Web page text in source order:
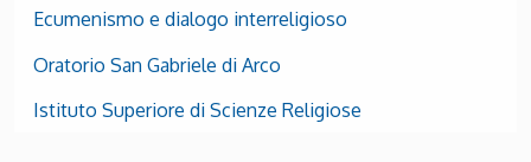
Ecumenismo e dialogo interreligioso
Oratorio San Gabriele di Arco
Istituto Superiore di Scienze Religiose